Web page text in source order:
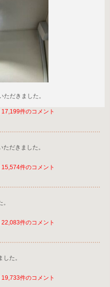
だきました。
17,199件のコメント
だきました。
15,574件のコメント
22,083件のコメント
た。
19,733件のコメント